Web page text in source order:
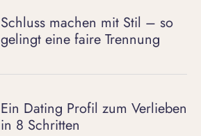
Schluss machen mit Stil – so
gelingt eine faire Trennung
Ein Dating Profil zum Verlieben
in 8 Schritten